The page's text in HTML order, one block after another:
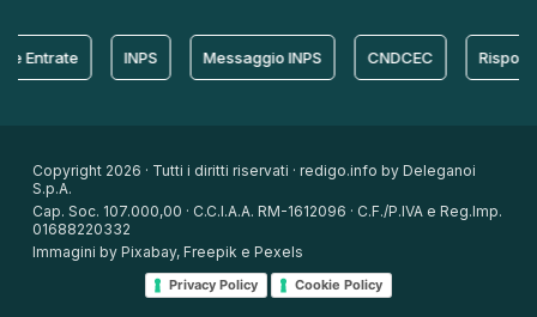
Messaggio INPS CNDCEC Risposta
Copyright 2026 · Tutti i diritti riservati · redigo.info by Deleganoi
S.p.A.
Cap. Soc. 107.000,00 · C.C.I.A.A. RM-1612096 · C.F./P.IVA e Reg.Imp.
01688220332
Immagini by Pixabay, Freepik e Pexels
Privacy Policy Cookie Policy